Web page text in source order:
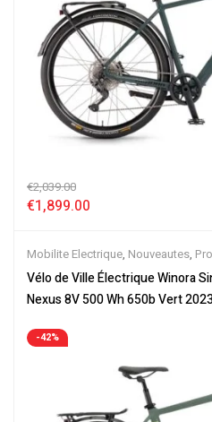
€2,039.00
€1,899.00
Mobilite Electrique, Nouveautes,
ville, Velos Electriques
Vélo de Ville Électrique Winora
Nexus 8V 500 Wh 650b Vert 2023
-42%